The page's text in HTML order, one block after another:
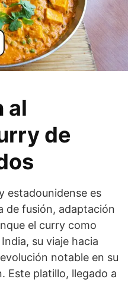
al
de
estadounidense es
de fusión, adaptación
el curry como
su viaje hacia
notable en su
Este platillo, llegado a